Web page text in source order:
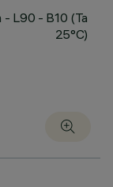
- L90 - B10 (Ta
25°C)